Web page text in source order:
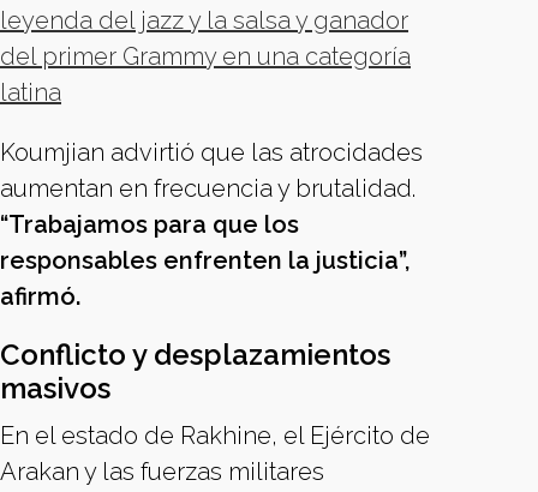
leyenda del jazz y la salsa y ganador
del primer Grammy en una categoría
latina
Koumjian advirtió que las atrocidades
aumentan en frecuencia y brutalidad.
“Trabajamos para que los
responsables enfrenten la justicia”,
afirmó.
Conflicto y desplazamientos
masivos
En el estado de Rakhine, el Ejército de
Arakan y las fuerzas militares